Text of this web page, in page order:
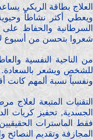
العلاج بطاقة الريكي
ويعطي أكثر نشاطاً
السرطانية والحفاظ على
شعروا بتحسن من أسبوع
من الناحية النفسية
للشخص ويشعر
ونفسياً نسبة ألمهم كانت
التقنيات المتبعة
الجسدية, تحفيز كريات
فقط الماسترات
المجازفة وتقديم